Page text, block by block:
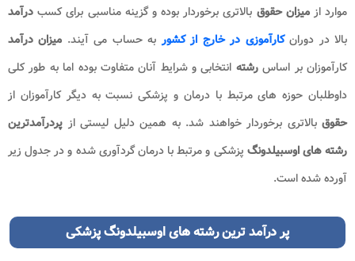
موارد ازمیزان حقوق بالاتری برخوردار بوده و گزینه مناسبی برای کسب درآمد
بالا در دورانکارآموزی در خارج از کشوربه حساب می آیند. میزان درآمد
کارآموزان بر اساسرشته انتخابی و شرایط آنان متفاوت بوده اما به طور کلی
داوطلبان حوزه های مرتبط با درمان و پزشکی نسبت به دیگر کارآموزان از
حقوقبالاتری برخوردار خواهند شد. به همین دلیل لیستی از پردرآمدترین
رشته های اوسبیلدونگ پزشکی و مرتبط با درمان گردآوری شده و در جدول زیر
آورده شده است.
پر درآمد ترین رشته های اوسبیلدونگپزشکی